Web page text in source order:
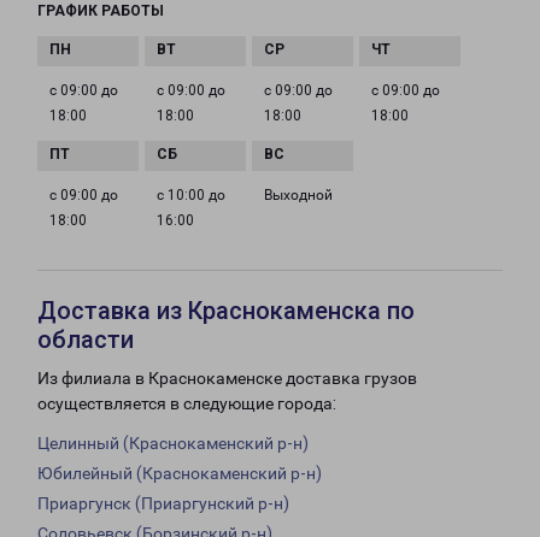
ГРАФИК РАБОТЫ
с 09:00 до
18:00
с 09:00 до
18:00
с 09:00 до
18:00
с 09:00 до
18:00
с 09:00 до
18:00
с 10:00 до
16:00
Выходной
Доставка из Краснокаменска по
области
Из филиала в Краснокаменске доставка грузов
осуществляется в следующие города:
Целинный (Краснокаменский р-н)
Юбилейный (Краснокаменский р-н)
Приаргунск (Приаргунский р-н)